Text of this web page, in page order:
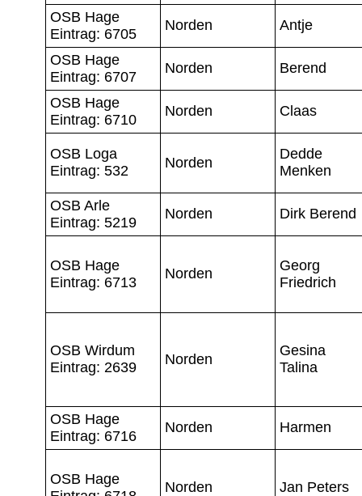
OSB Hage
Eintrag: 6705
Norden Antje
OSB Hage
Eintrag: 6707
Norden Berend
OSB Hage
Eintrag: 6710
Norden Claas
OSB Loga
Eintrag: 532
Norden
Dedde
Menken
OSB Arle
Eintrag: 5219
Norden Dirk Berend
OSB Hage
Eintrag: 6713
Norden
Georg
Friedrich
OSB Wirdum
Eintrag: 2639
Norden
Gesina
Talina
OSB Hage
Eintrag: 6716
Norden Harmen
OSB Hage
Norden Jan Peters